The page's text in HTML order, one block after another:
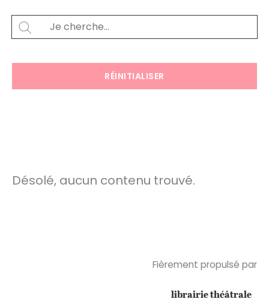
SEARCH
Rechercher
RÉINITIALISER
Désolé, aucun contenu trouvé.
Fièrement propulsé par
librairie théâtrale